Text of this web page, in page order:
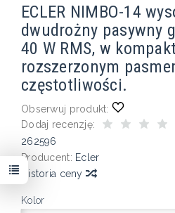
ECLER NIMBO-14
dwudrożny pasywny
40 W RMS, w
rozszerzonym
częstotliwości.
Obserwuj produkt:
Dodaj recenzję:
262596
Producent: Ecler
Historia ceny
Kolor